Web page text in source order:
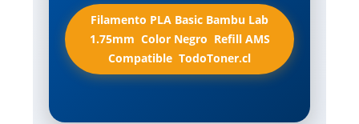
Filamento PLA Basic Bambu Lab
1.75mm  Color Negro  Refill AMS
Compatible  TodoToner.cl